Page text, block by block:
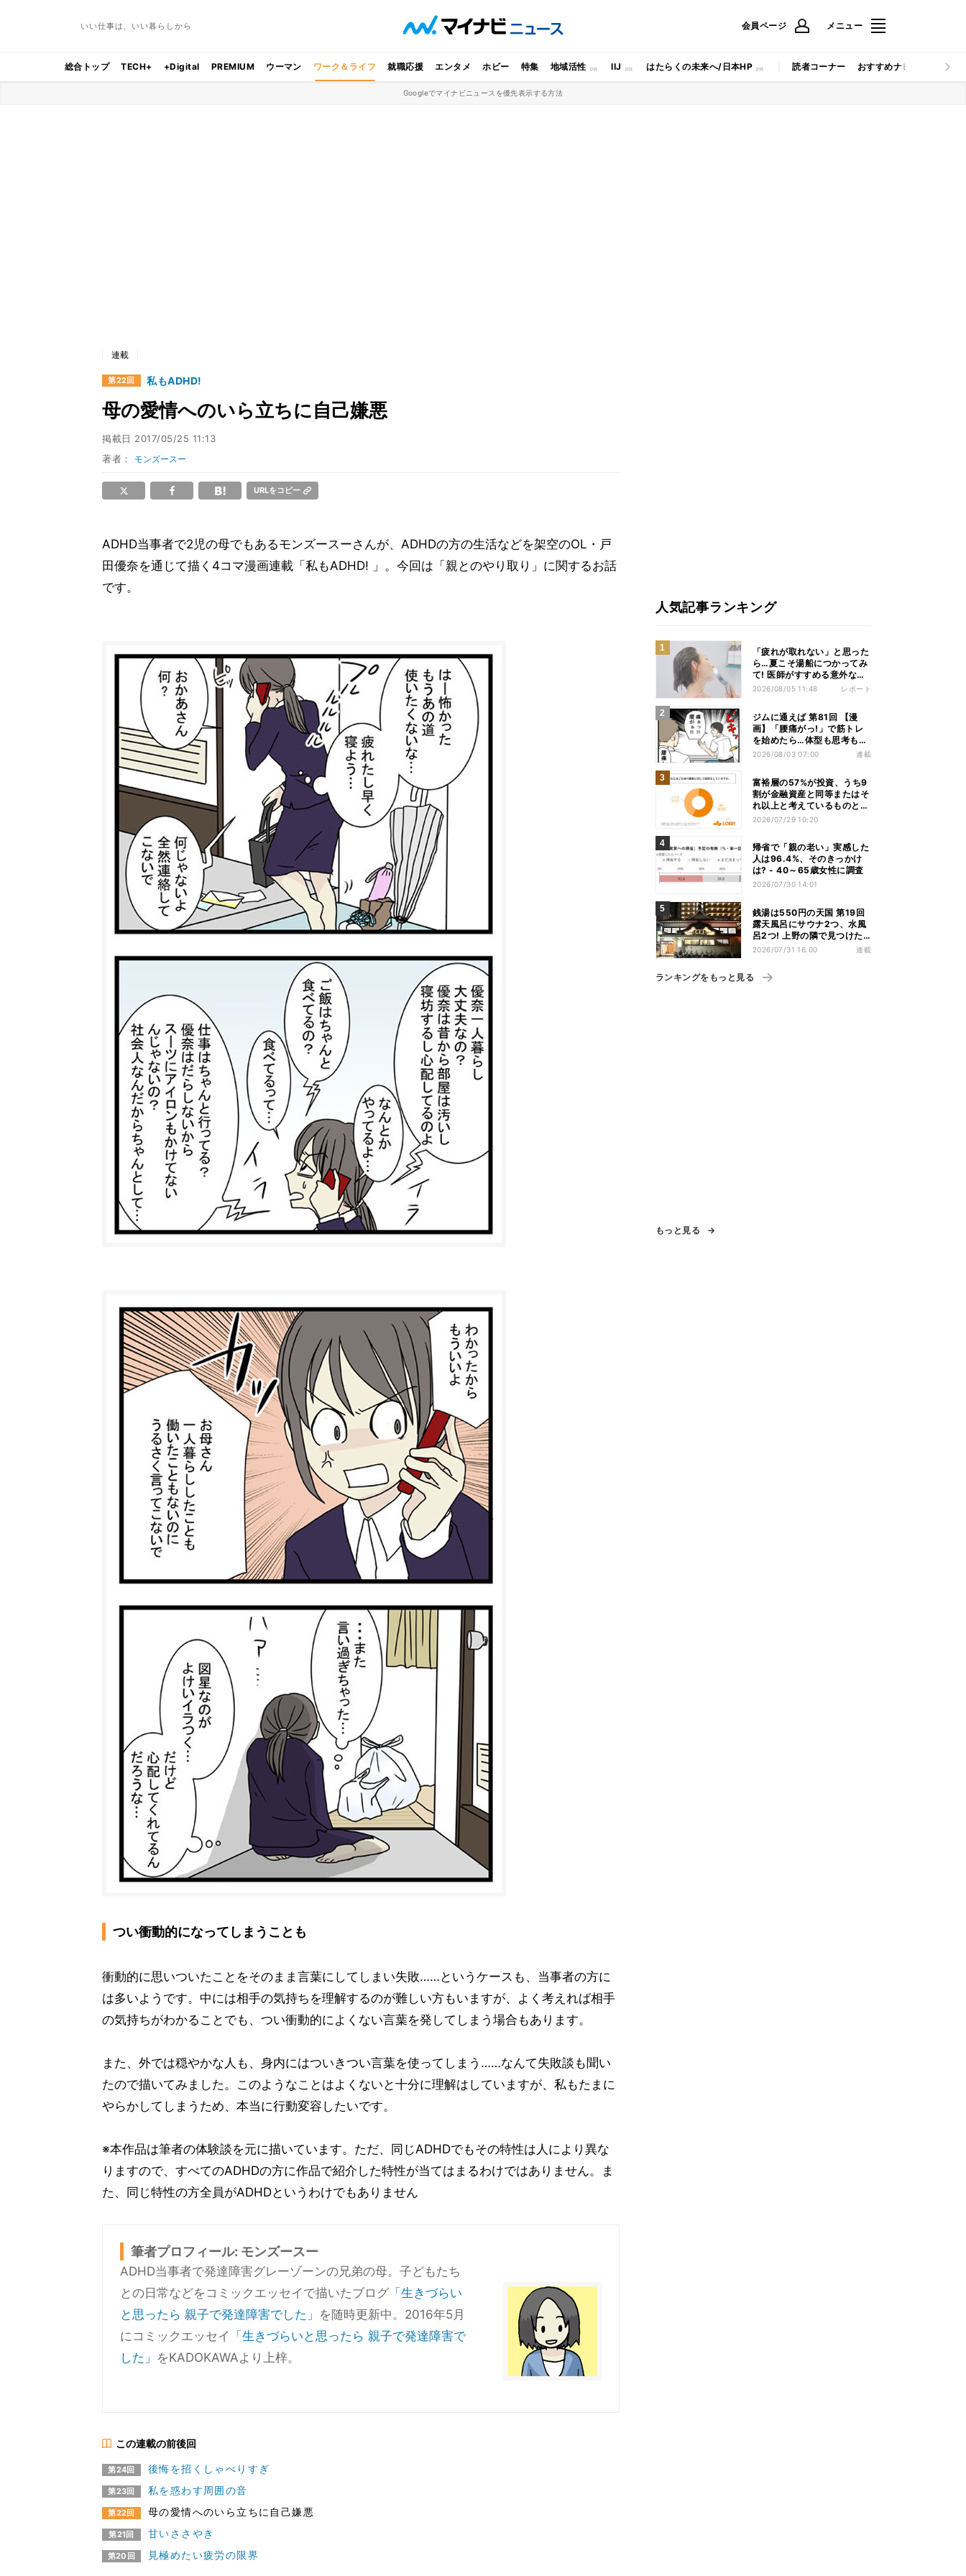
いい仕事は、いい暮らしから 会員ページ メニュー
総合トップ TECH+ +Digital PREMIUM ウーマン ワーク＆ライフ 就職応援 エンタメ ホビー 特集 地域活性 IIJ はたらくの未来へ/日本HP 読者コーナー おすすめナビ マイナビ
Googleでマイナビニュースを優先表示する方法
連載
第22回 私もADHD!
母の愛情へのいら立ちに自己嫌悪
掲載日 2017/05/25 11:13
著者： モンズースー
URLをコピー
ADHD当事者で2児の母でもあるモンズースーさんが、ADHDの方の生活などを架空のOL・戸
田優奈を通じて描く4コマ漫画連載「私もADHD! 」。今回は「親とのやり取り」に関するお話
です。
つい衝動的になってしまうことも
衝動的に思いついたことをそのまま言葉にしてしまい失敗……というケースも、当事者の方に
は多いようです。中には相手の気持ちを理解するのが難しい方もいますが、よく考えれば相手
の気持ちがわかることでも、つい衝動的によくない言葉を発してしまう場合もあります。
また、外では穏やかな人も、身内にはついきつい言葉を使ってしまう……なんて失敗談も聞い
たので描いてみました。このようなことはよくないと十分に理解はしていますが、私もたまに
やらかしてしまうため、本当に行動変容したいです。
※本作品は筆者の体験談を元に描いています。ただ、同じADHDでもその特性は人により異な
りますので、すべてのADHDの方に作品で紹介した特性が当てはまるわけではありません。ま
た、同じ特性の方全員がADHDというわけでもありません
筆者プロフィール: モンズースー
ADHD当事者で発達障害グレーゾーンの兄弟の母。子どもたち
との日常などをコミックエッセイで描いたブログ 「生きづらい
と思ったら 親子で発達障害でした」 を随時更新中。2016年5月
にコミックエッセイ
「生きづらいと思ったら 親子で発達障害で
した」 をKADOKAWAより上梓。
この連載の前後回
第24回 後悔を招くしゃべりすぎ
第23回 私を惑わす周囲の音
第22回 母の愛情へのいら立ちに自己嫌悪
第21回 甘いささやき
第20回 見極めたい疲労の限界
人気記事ランキング
「疲れが取れない」と思った
ら…夏こそ湯船につかってみ
て! 医師がすすめる意外な入
浴習慣
2026/08/05 11:48 レポート
ジムに通えば 第81回 【漫
画】「腰痛がっ!」で筋トレ
を始めたら…体型も思考も別
人になっていた
2026/08/03 07:00 連載
富裕層の57%が投資、うち9
割が金融資産と同等またはそ
れ以上と考えているものと
は? - 「ないと人生を楽しめ
い戻すことが困難」
2026/07/29 10:20
帰省で「親の老い」実感した
人は96.4%、そのきっかけ
は? - 40～65歳女性に調査
2026/07/30 14:01
銭湯は550円の天国 第19回
露天風呂にサウナ2つ、水風
呂2つ! 上野の隣で見つけた
東京屈指の人気銭湯
2026/07/31 16:00 連載
ランキングをもっと見る
もっと見る